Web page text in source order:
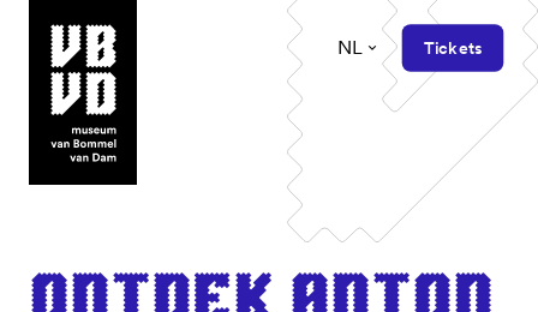
museum van Bommel van Dam
NL Tickets
Ont­dek Anton